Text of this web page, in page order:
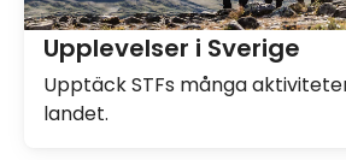
Upplevelser i Sverige
Upptäck STFs många
landet.